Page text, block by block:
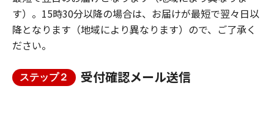
す）。15時30分以降の場合は、お届けが最短で翌々日以
降となります（地域により異なります）ので、ご了承く
ださい。
ステップ２ 受付確認メール送信